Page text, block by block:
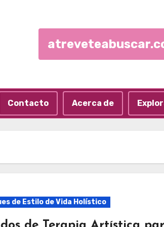
Contacto Acerca de
de Estilo de Vida Holístico